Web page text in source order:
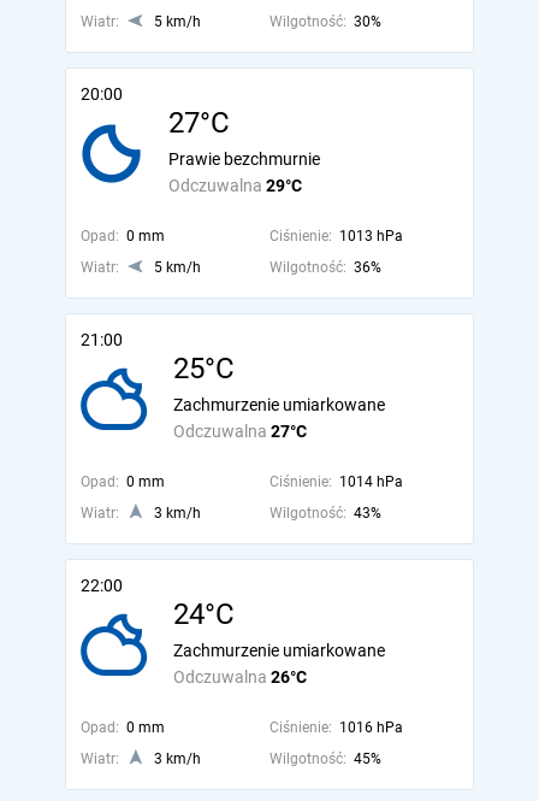
Wiatr:
5 km/h Wilgotność: 30%
20:00
27°C
Odczuwalna 29°C
Prawie bezchmurnie
Opad: 0 mm Ciśnienie: 1013 hPa
Wiatr:
5 km/h Wilgotność: 36%
21:00
25°C
Odczuwalna 27°C
Zachmurzenie umiarkowane
Opad: 0 mm Ciśnienie: 1014 hPa
Wiatr:
3 km/h Wilgotność: 43%
22:00
24°C
Odczuwalna 26°C
Zachmurzenie umiarkowane
Opad: 0 mm Ciśnienie: 1016 hPa
Wiatr:
3 km/h Wilgotność: 45%